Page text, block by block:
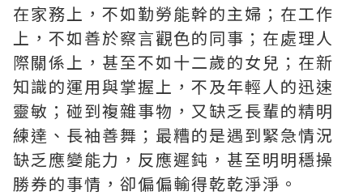
在家務上，不如勤勞能幹的主婦；在工作
上，不如善於察言觀色的同事；在處理人
際關係上，甚至不如十二歲的女兒；在新
知識的運用與掌握上，不及年輕人的迅速
靈敏；碰到複雜事物，又缺乏長輩的精明
練達、長袖善舞；最糟的是遇到緊急情況
缺乏應變能力，反應遲鈍，甚至明明穩操
勝券的事情，卻偏偏輸得乾乾淨淨。